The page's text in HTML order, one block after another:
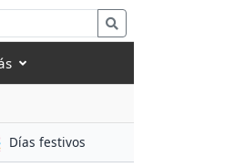
Días festivos